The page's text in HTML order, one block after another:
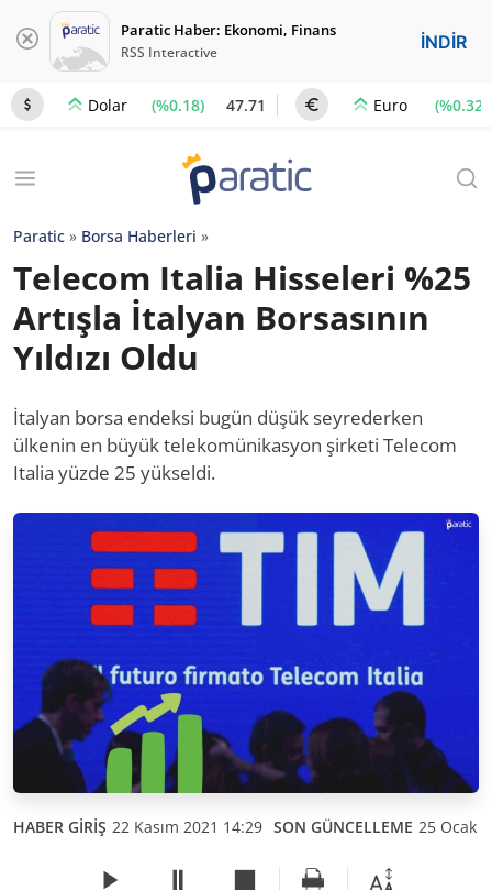
Paratic Haber: Ekonomi, Finans
RSS Interactive İNDİR
Dolar (%0.18) 47.71 Euro (%0.32)
Paratic » Borsa Haberleri »
Telecom Italia Hisseleri %25
Artışla İtalyan Borsasının
Yıldızı Oldu
İtalyan borsa endeksi bugün düşük seyrederken
ülkenin en büyük telekomünikasyon şirketi Telecom
Italia yüzde 25 yükseldi.
HABER GİRİŞ 22 Kasım 2021 14:29 SON GÜNCELLEME 25 Ocak